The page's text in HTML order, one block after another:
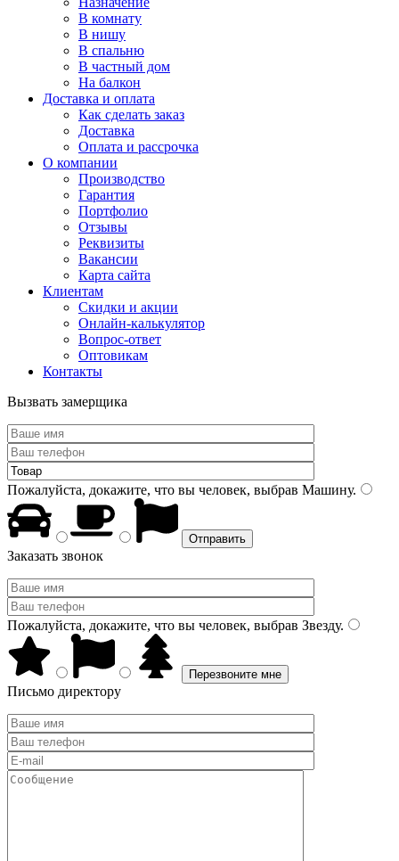
В комнату
В нишу
В спальню
В частный дом
На балкон
Доставка и оплата
Как сделать заказ
Доставка
Оплата и рассрочка
О компании
Производство
Гарантия
Портфолио
Отзывы
Реквизиты
Вакансии
Карта сайта
Клиентам
Скидки и акции
Онлайн-калькулятор
Вопрос-ответ
Оптовикам
Контакты
Вызвать замерщика
Пожалуйста, докажите, что вы человек, выбрав Машину.
Заказать звонок
Пожалуйста, докажите, что вы человек, выбрав Звезду.
Письмо директору